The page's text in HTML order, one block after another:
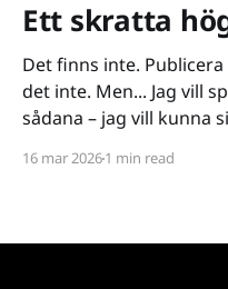
Ett skratta
Det finns inte. Publicera inlägg. Ok,
det inte. Men... Jag vill spela komedispel, roliga
sådana – jag vill kunna
på ett kiss och bajs-
16 mar 20261 min read